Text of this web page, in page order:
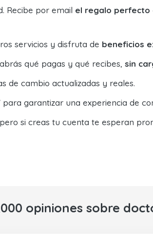
Recibe por email el regalo perfecto
servicios y disfruta de beneficios
qué pagas y qué recibes, sin
de cambio actualizadas y reales.
garantizar una experiencia de
si creas tu cuenta te esperan
opiniones sobre